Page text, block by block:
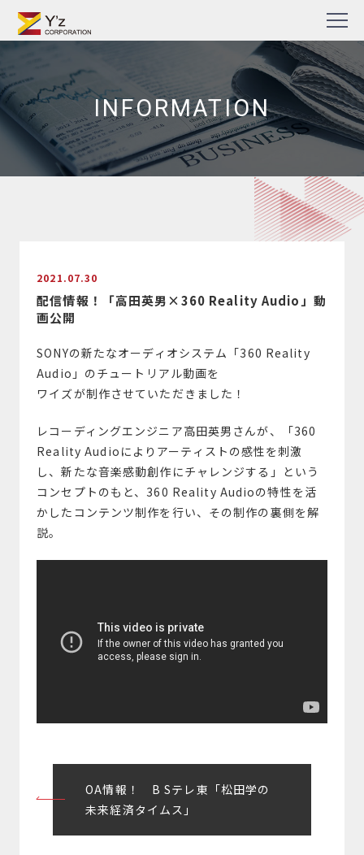
Skip
to
content
TV番組・企業PR動画・Web動画制作の株式会社ワイズ
INFORMATION
2021.07.30
配信情報！「高田英男×360 Reality Audio」動
画公開
SONYの新たなオーディオシステム「360 Reality
Audio」のチュートリアル動画を
ワイズが制作させていただきました！
レコーディングエンジニア高田英男さんが、「360
Reality Audioによりアーティストの感性を刺激
し、新たな音楽感動創作にチャレンジする」という
コンセプトのもと、360 Reality Audioの特性を活
かしたコンテンツ制作を行い、その制作の裏側を解
説。
稿
ナ
OA情報！ B Sテレ東「松田学の
未来経済タイムス」